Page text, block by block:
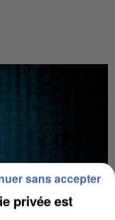
privée est
sans accepter